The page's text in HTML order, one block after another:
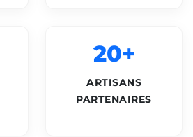
20+
ARTISANS
PARTENAIRES